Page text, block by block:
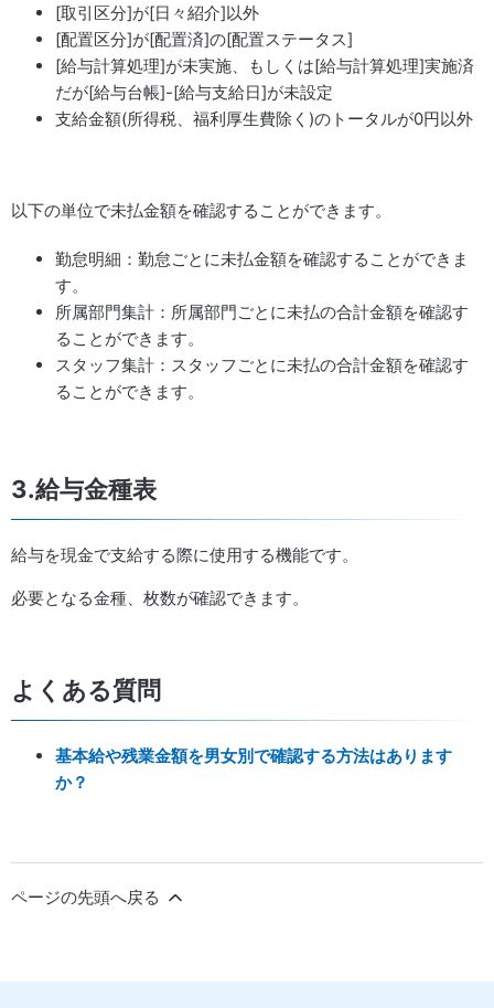
[取引区分]が[日々紹介]以外
[配置区分]が[配置済]の[配置ステータス]
[給与計算処理]が未実施、もしくは[給与計算処理]実施済
だが[給与台帳]-[給与支給日]が未設定
支給金額(所得税、福利厚生費除く)のトータルが0円以外
以下の単位で未払金額を確認することができます。
勤怠明細：勤怠ごとに未払金額を確認することができま
す。
所属部門集計：所属部門ごとに未払の合計金額を確認す
ることができます。
スタッフ集計：スタッフごとに未払の合計金額を確認す
ることができます。
3.給与金種表
給与を現金で支給する際に使用する機能です。
必要となる金種、枚数が確認できます。
よくある質問
基本給や残業金額を男女別で確認する方法はあります
か？
ページの先頭へ戻る